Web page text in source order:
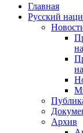
Главная
Русский
Архив